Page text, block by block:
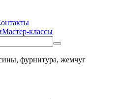
Мастер-классы
фурнитура, жемчуг